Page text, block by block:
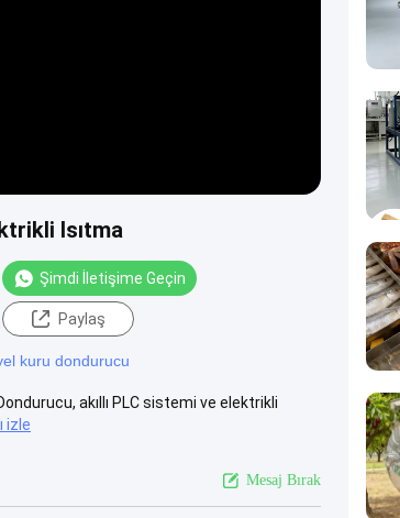
Isıtma
Şimdi İletişime Geçin
Paylaş
kuru dondurucu
akıllı PLC sistemi ve elektrikli
izle
Mesaj Bırak